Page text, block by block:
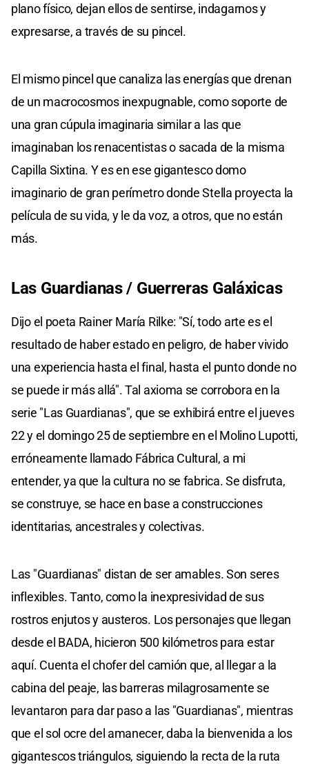
plano físico, dejan ellos de sentirse, indagarnos y
expresarse, a través de su pincel.
El mismo pincel que canaliza las energías que drenan
de un macrocosmos inexpugnable, como soporte de
una gran cúpula imaginaria similar a las que
imaginaban los renacentistas o sacada de la misma
Capilla Sixtina. Y es en ese gigantesco domo
imaginario de gran perímetro donde Stella proyecta la
película de su vida, y le da voz, a otros, que no están
más.
Las Guardianas / Guerreras Galáxicas
Dijo el poeta Rainer María Rilke: "Sí, todo arte es el
resultado de haber estado en peligro, de haber vivido
una experiencia hasta el final, hasta el punto donde no
se puede ir más allá". Tal axioma se corrobora en la
serie "Las Guardianas", que se exhibirá entre el jueves
22 y el domingo 25 de septiembre en el Molino Lupotti,
erróneamente llamado Fábrica Cultural, a mi
entender, ya que la cultura no se fabrica. Se disfruta,
se construye, se hace en base a construcciones
identitarias, ancestrales y colectivas.
Las "Guardianas" distan de ser amables. Son seres
inflexibles. Tanto, como la inexpresividad de sus
rostros enjutos y austeros. Los personajes que llegan
desde el BADA, hicieron 500 kilómetros para estar
aquí. Cuenta el chofer del camión que, al llegar a la
cabina del peaje, las barreras milagrosamente se
levantaron para dar paso a las "Guardianas", mientras
que el sol ocre del amanecer, daba la bienvenida a los
gigantescos triángulos, siguiendo la recta de la ruta